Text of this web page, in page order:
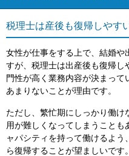
税理士は産後も復帰しやす
女性が仕事をする上で、結婚や
すが、税理士は出産後も復帰し
門性が高く業務内容が決まっ
あまりないことが理由です。
ただし、繁忙期にしっかり働け
用が難しくなってしまうこと
ャパシティを持って働けるよ
ら復帰することが望ましいです。